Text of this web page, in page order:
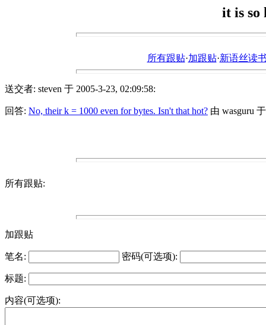
it is so
所有跟贴·加跟贴·新语丝读
送交者: steven 于 2005-3-23, 02:09:58:
回答: No, their k = 1000 even for bytes. Isn't that hot? 由 wasguru
所有跟贴:
加跟贴
笔名: 密码(可选项):
标题:
内容(可选项):